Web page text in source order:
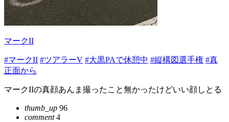
マークII
#マークII #ツアラーV #大黒PAで休憩中 #縦構図選手権 #真
正面から
マークIIの真顔あんま撮ったこと無かったけどいい顔しとる
thumb_up 96
comment4